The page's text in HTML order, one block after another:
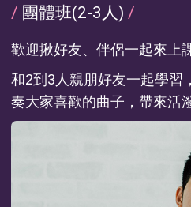
/ 團體班(2-3人) /
歡迎揪好友、伴侶一起來上
和2到3人親朋好友一起學習
奏大家喜歡的曲子，帶來活